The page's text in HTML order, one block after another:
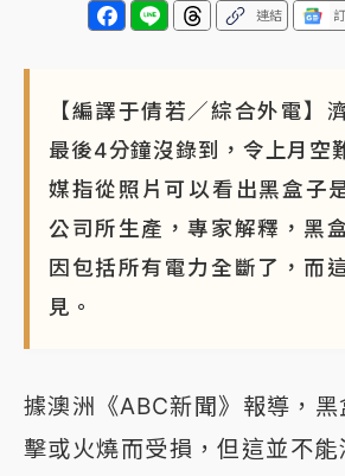
NBA｜ 傳奇名帥驚傳離世！曾以「
盟 兩大愛徒向他致
連結
【編譯于倩若／綜合外電】
最後4分鐘沒錄到，令上月空
媒指從照片可以看出黑盒子
公司所生產，專家解釋，黑
因包括所有電力全斷了，而
見。
據澳洲《ABC新聞》報導，
擊或火燒而受損，但這並不